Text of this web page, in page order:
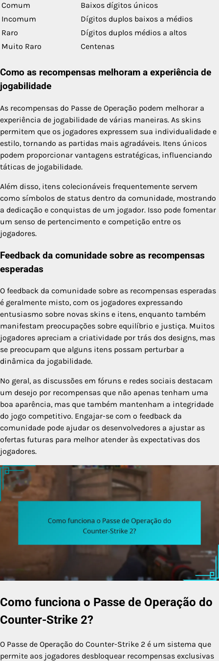
Comum
Baixos dígitos únicos
Incomum
Dígitos duplos baixos a médios
Raro
Dígitos duplos médios a altos
Muito Raro
Centenas
Como as recompensas melhoram a experiência de
jogabilidade
As recompensas do Passe de Operação podem melhorar a
experiência de jogabilidade de várias maneiras. As skins
permitem que os jogadores expressem sua individualidade e
estilo, tornando as partidas mais agradáveis. Itens únicos
podem proporcionar vantagens estratégicas, influenciando
táticas de jogabilidade.
Além disso, itens colecionáveis frequentemente servem
como símbolos de status dentro da comunidade, mostrando
a dedicação e conquistas de um jogador. Isso pode fomentar
um senso de pertencimento e competição entre os
jogadores.
Feedback da comunidade sobre as recompensas
esperadas
O feedback da comunidade sobre as recompensas esperadas
é geralmente misto, com os jogadores expressando
entusiasmo sobre novas skins e itens, enquanto também
manifestam preocupações sobre equilíbrio e justiça. Muitos
jogadores apreciam a criatividade por trás dos designs, mas
se preocupam que alguns itens possam perturbar a
dinâmica da jogabilidade.
No geral, as discussões em fóruns e redes sociais destacam
um desejo por recompensas que não apenas tenham uma
boa aparência, mas que também mantenham a integridade
do jogo competitivo. Engajar-se com o feedback da
comunidade pode ajudar os desenvolvedores a ajustar as
ofertas futuras para melhor atender às expectativas dos
jogadores.
Como funciona o Passe de Operação do
Counter-Strike 2?
O Passe de Operação do Counter-Strike 2 é um sistema que
permite aos jogadores desbloquear recompensas exclusivas